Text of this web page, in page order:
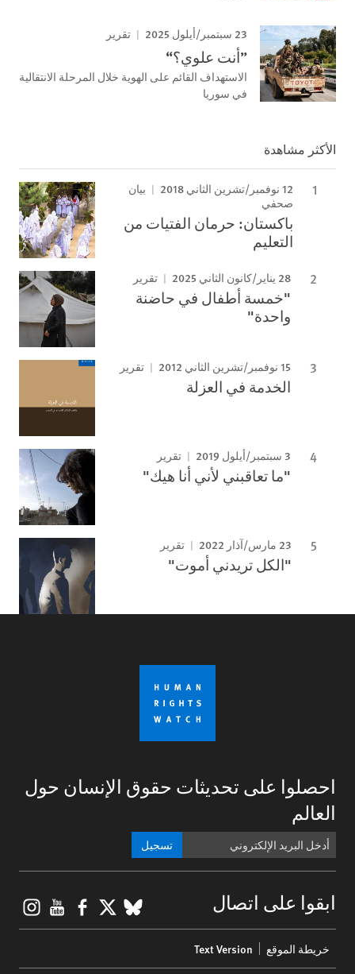
23 سبتمبر/أيلول 2025 تقرير
”أنت علوي؟“
الاستهداف القائم على الهوية خلال المرحلة الانتقالية
في سوريا
الأكثر مشاهدة
12 نوفمبر/تشرين الثاني 2018
بيان
صحفي
باكستان: حرمان الفتيات من
التعليم
28 يناير/كانون الثاني 2025 تقرير
"خمسة أطفال في حاضنة
واحدة"
15 نوفمبر/تشرين الثاني 2012 تقرير
الخدمة في العزلة
3 سبتمبر/أيلول 2019 تقرير
"ما تعاقبني لأني أنا هيك"
23 مارس/آذار 2022 تقرير
"الكل تريدني أموت"
احصلوا على تحديثات حقوق الإنسان حول
العالم
تسجيل
ابقوا على اتصال BlueSky
X
menu
خريطة الموقع Text Version